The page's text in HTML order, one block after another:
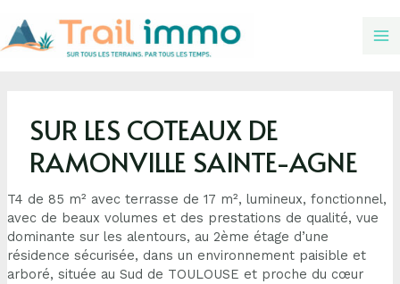
SUR LES COTEAUX DE
RAMONVILLE SAINTE-AGNE
T4 de 85 m² avec terrasse de 17 m², lumineux, fonctionnel,
avec de beaux volumes et des prestations de qualité, vue
dominante sur les alentours, au 2ème étage d’une
résidence sécurisée, dans un environnement paisible et
arboré, située au Sud de TOULOUSE et proche du cœur